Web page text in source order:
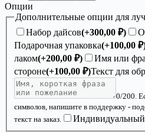
Опции
Дополнительные опции для
Набор дайсов(+300,00 ₽)
Подарочная упаковка(+100,00 ₽
лаком(+200,00 ₽)
Имя или
стороне(+100,00 ₽)Текст для
0/200.
символов, напишите в поддержку -
текст на заказ.
Индивидуальный